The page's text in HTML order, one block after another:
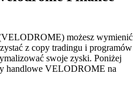
możesz wymienić
z copy tradingu i programów
swoje zyski. Poniżej
handlowe VELODROME na